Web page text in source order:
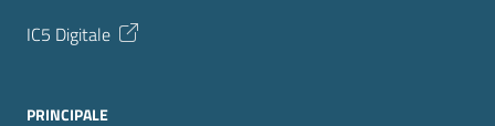
IC5 Digitale
PRINCIPALE